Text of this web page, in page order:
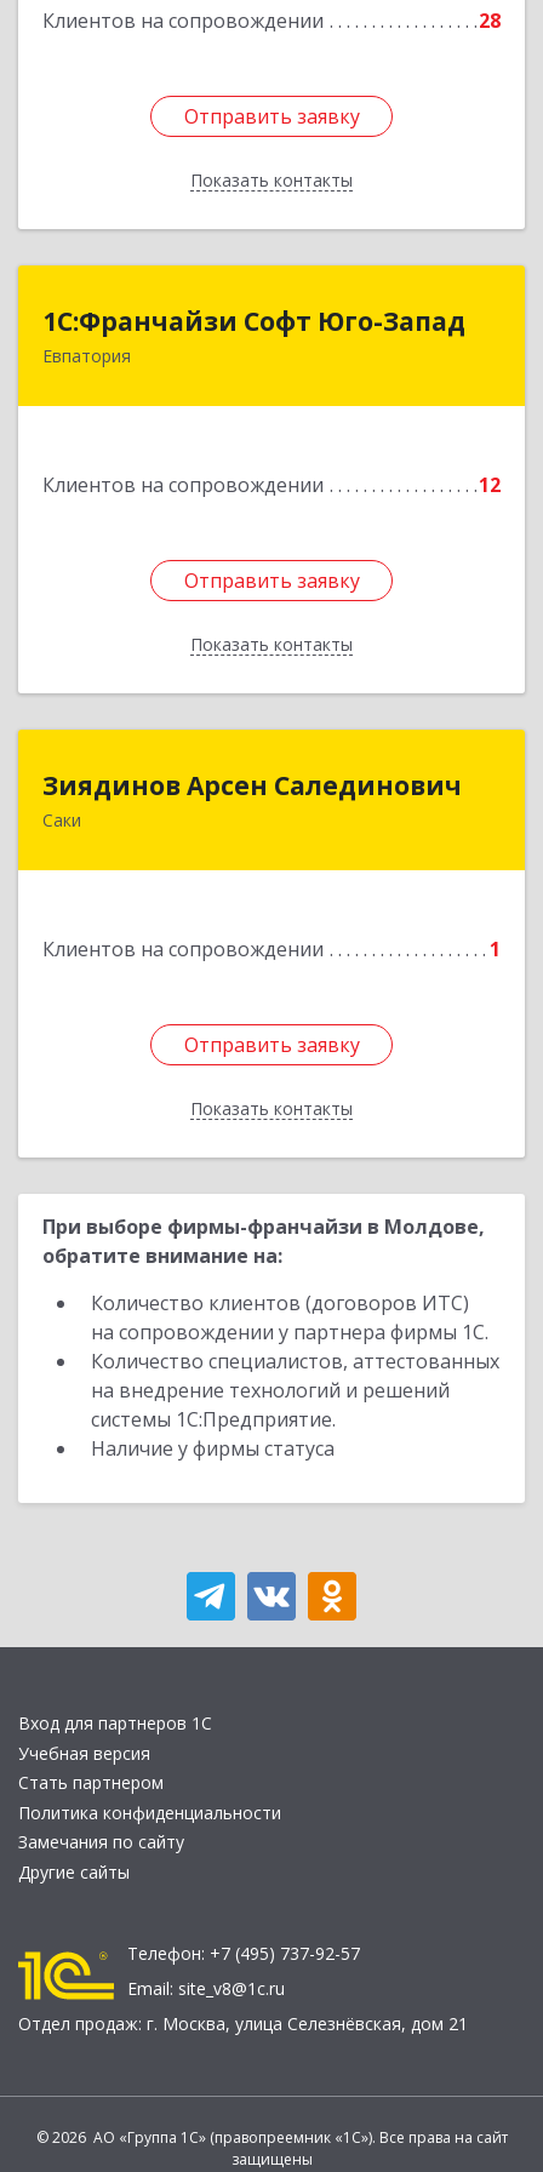
Клиентов на сопровождении 28
Отправить заявку
Показать контакты
Отправить заявку
Назад
1С:Франчайзи Софт Юго-Запад
Евпатория
Клиентов на сопровождении 12
Отправить заявку
Показать контакты
1С:Франчайзи Софт Юго-Запад
297407, Крым Респ, Евпатория г, Победы пр-кт,
Отправить заявку
Назад
Зиядинов Арсен Салединович
Саки
Клиентов на сопровождении 1
Отправить заявку
Показать контакты
Отправить заявку
Назад
При выборе фирмы-франчайзи в Молдове,
обратите внимание на:
Количество клиентов (договоров ИТС)
на сопровождении у партнера фирмы 1С.
Количество специалистов, аттестованных
на внедрение технологий и решений
системы 1С:Предприятие.
Наличие у фирмы статуса
Вход для партнеров 1С
Учебная версия
Стать партнером
Политика конфиденциальности
Замечания по сайту
Другие сайты
Телефон: +7 (495) 737-92-57
Email: site_v8@1c.ru
Отдел продаж: г. Москва, улица Селезнёвская, дом 21
© 2026 АО «Группа 1С» (правопреемник «1С»). Все права на сайт
защищены